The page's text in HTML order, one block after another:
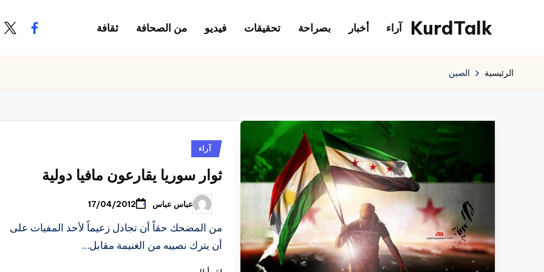
المحتوى
KurdTalk
اخبار
آراء أخبار بصراحة تحقيقات فيديو من الصحافة ثقافة
الرئيسية الصين
نُشرآراء
ثوار سوريا يقارعون مافيا دولية
تمّ
النشر
بواسطة
عباس عباس 17/04/2012
من المضحك حقاً أن تجادل زعيماً لأحد المفيات على
أن يترك نصيبه من الغنيمة مقابل…